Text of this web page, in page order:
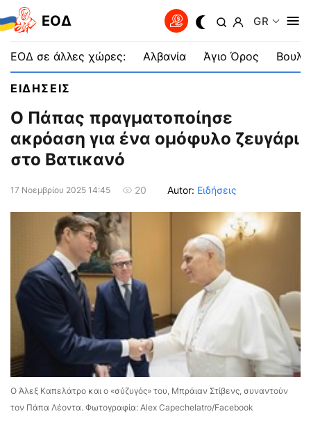
EOΔ GR
ΕΟΔ σε άλλες χώρες: Αλβανία Άγιο Όρος
ΕΙΔΗΣΕΙΣ
Ο Πάπας πραγματοποίησε
ακρόαση για ένα ομόφυλο ζευγάρι
στο Βατικανό
17 Νοεμβρίου 2025 14:45 20 Autor: Ειδήσεις
Ο Άλεξ Καπελάτρο και ο «σύζυγός» του, Μπράιαν Στίβενς, συναντούν
τον Πάπα Λέοντα. Φωτογραφία: Alex Capechelatro/Facebook